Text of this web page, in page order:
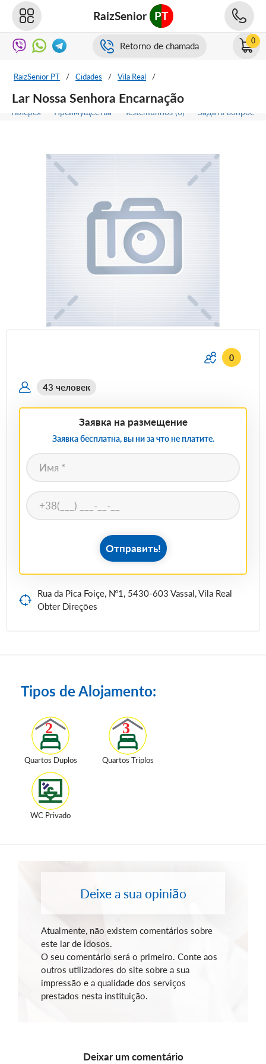
RaizSenior PT
Retorno de chamada 0
RaizSenior PT / Cidades / Vila Real /
Lar Nossa Senhora Encarnação
Галерея Преимущества Testemunhos (0) Задать вопрос
0
43 человек
Заявка на размещение
Заявка бесплатна, вы ни за что не платите.
Отправить!
Rua da Pica Foiçe, Nº1, 5430-603 Vassal, Vila Real
Obter Direções
Tipos de Alojamento:
Quartos Duplos Quartos Triplos
WC Privado
Deixe a sua opinião
Atualmente, não existem comentários sobre
este lar de idosos.
O seu comentário será o primeiro. Conte aos
outros utilizadores do site sobre a sua
impressão e a qualidade dos serviços
prestados nesta instituição.
Deixar um comentário